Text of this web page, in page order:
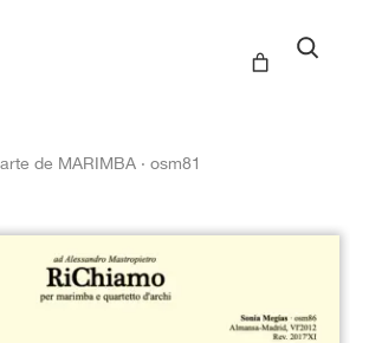
Buscar
de MARIMBA · osm81